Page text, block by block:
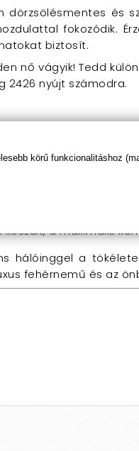
és
fokozódik.
biztosít.
nő vágyik! Tedd
2426 nyújt számodra.
vagy akár a
a maximális
hálóinggel a
fehérnemű és az
körű funkcionalitáshoz